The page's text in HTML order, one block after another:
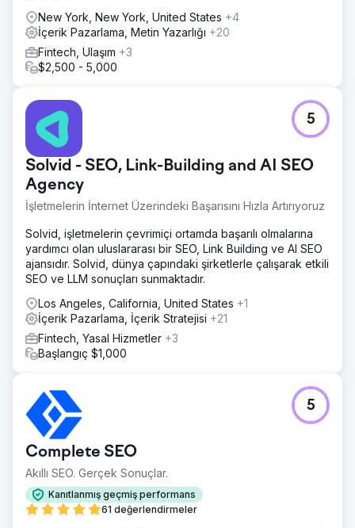
New York, New York, United States +4
İçerik Pazarlama, Metin Yazarlığı +20
Fintech, Ulaşım +3
$2,500 - 5,000
Solvid - SEO, Link-Building and AI SEO
Agency
İşletmelerin İnternet Üzerindeki Başarısını Hızla Artırıyoruz
5
Solvid, işletmelerin çevrimiçi ortamda başarılı olmalarına
yardımcı olan uluslararası bir SEO, Link Building ve AI SEO
ajansıdır. Solvid, dünya çapındaki şirketlerle çalışarak etkili
SEO ve LLM sonuçları sunmaktadır.
Los Angeles, California, United States +1
İçerik Pazarlama, İçerik Stratejisi +21
Fintech, Yasal Hizmetler +3
Başlangıç $1,000
Complete SEO
Akıllı SEO. Gerçek Sonuçlar.
Kanıtlanmış geçmiş performans
61 değerlendirmeler
5